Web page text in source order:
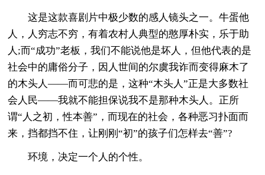
这是这款喜剧片中极少数的感人镜头之一。牛蛋他
人，人穷志不穷，有着农村人典型的憨厚朴实，乐于助
人;而“成功”老板，我们不能说他是坏人，但他代表的是
社会中的庸俗分子，因人世间的尔虞我诈而变得麻木了
的木头人——而可悲的是，这种“木头人”正是大多数社
会人民——我就不能担保说我不是那种木头人。正所
谓“人之初，性本善”，而现在的社会，各种恶习扑面而
来，挡都挡不住，让刚刚“初”的孩子们怎样去“善”?
环境，决定一个人的个性。